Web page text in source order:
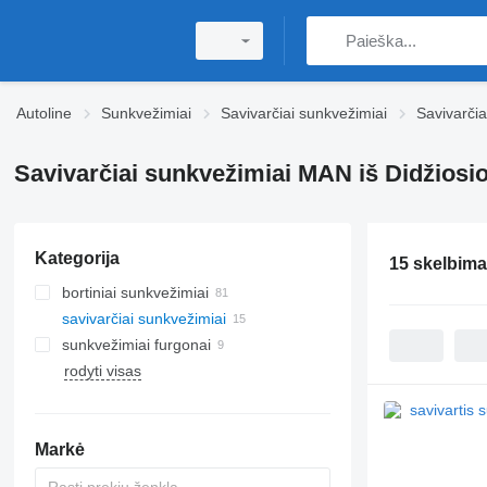
Autoline Sunkvežimiai Savivarčiai sunkvežimiai
Savivarčiai sunkvežimiai MAN iš
Kategorija
bortiniai sunkvežimiai
savivarčiai sunkvežimiai
sunkvežimiai furgonai
rodyti visas
Markė
15